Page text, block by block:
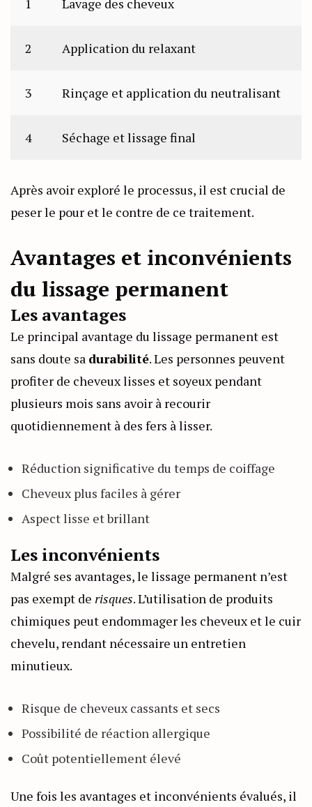
1
Lavage des cheveux
2 Application du relaxant
3 Rinçage et application du neutralisant
4 Séchage et lissage final
Après avoir exploré le processus, il est crucial de
peser le pour et le contre de ce traitement.
Avantages et inconvénients
du lissage permanent
Les avantages
Le principal avantage du lissage permanent est
sans doute sa durabilité. Les personnes peuvent
profiter de cheveux lisses et soyeux pendant
plusieurs mois sans avoir à recourir
quotidiennement à des fers à lisser.
Réduction significative du temps de coiffage
Cheveux plus faciles à gérer
Aspect lisse et brillant
Les inconvénients
Malgré ses avantages, le lissage permanent n’est
pas exempt de risques. L’utilisation de produits
chimiques peut endommager les cheveux et le cuir
chevelu, rendant nécessaire un entretien
minutieux.
Risque de cheveux cassants et secs
Possibilité de réaction allergique
Coût potentiellement élevé
Une fois les avantages et inconvénients évalués, il